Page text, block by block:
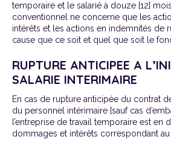
temporaire et le salarié à douze [12]
conventionnel ne concerne que les
intérêts et les actions en indemnités de
cause que ce soit et quel que soit le
RUPTURE ANTICIPEE A
SALARIE INTERIMAIRE
En cas de rupture anticipée du contrat
du personnel intérimaire [sauf cas
l’entreprise de travail temporaire est en
dommages et intérêts correspondant